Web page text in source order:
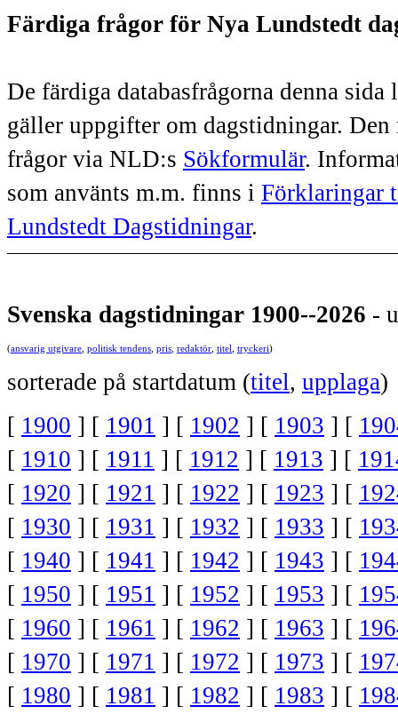
Färdiga frågor för Nya Lundstedt
De färdiga databasfrågorna denna
gäller uppgifter om dagstidningar.
frågor via NLD:s Sökformulär.
som använts m.m. finns i Förklaringar
Lundstedt Dagstidningar.
Svenska dagstidningar 1900--2026 -
(ansvarig utgivare politisk tendens pris redaktör titel tryckeri)
sorterade på startdatum (titel, upplaga)
[ 1900 ] [ 1901 ] [ 1902 ] [ 1903 ] [
[ 1910 ] [ 1911 ] [ 1912 ] [ 1913 ] [
[ 1920 ] [ 1921 ] [ 1922 ] [ 1923 ] [
[ 1930 ] [ 1931 ] [ 1932 ] [ 1933 ] [
[ 1940 ] [ 1941 ] [ 1942 ] [ 1943 ] [
[ 1950 ] [ 1951 ] [ 1952 ] [ 1953 ] [
[ 1960 ] [ 1961 ] [ 1962 ] [ 1963 ] [
[ 1970 ] [ 1971 ] [ 1972 ] [ 1973 ] [
[ 1980 ] [ 1981 ] [ 1982 ] [ 1983 ] [